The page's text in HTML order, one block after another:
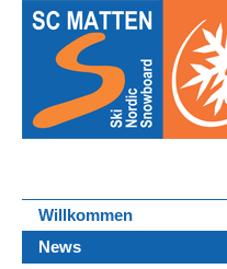
Willkommen
News